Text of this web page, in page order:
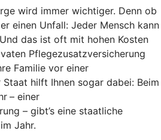
wird immer wichtiger. Denn ob
einen Unfall: Jeder Mensch kann
das ist oft mit hohen Kosten
Pflegezusatzversicherung
Familie vor einer
Staat hilft Ihnen sogar dabei: Beim
– einer
– gibt’s eine staatliche
Jahr.